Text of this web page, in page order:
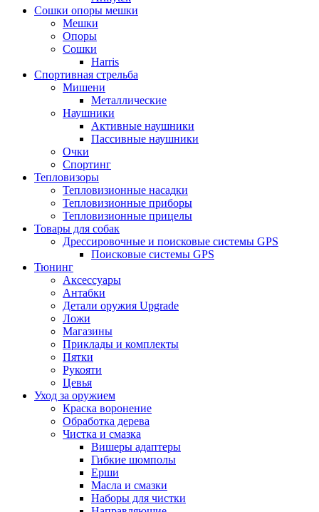
Сошки опоры мешки
Мешки
Опоры
Сошки
Harris
Спортивная стрельба
Мишени
Металлические
Наушники
Активные наушники
Пассивные наушники
Очки
Спортинг
Тепловизоры
Тепловизионные насадки
Тепловизионные приборы
Тепловизионные прицелы
Товары для собак
Дрессировочные и поисковые системы GPS
Поисковые системы GPS
Тюнинг
Аксессуары
Антабки
Детали оружия Upgrade
Ложи
Магазины
Приклады и комплекты
Пятки
Рукояти
Цевья
Уход за оружием
Краска воронение
Обработка дерева
Чистка и смазка
Вишеры адаптеры
Гибкие шомполы
Ерши
Масла и смазки
Наборы для чистки